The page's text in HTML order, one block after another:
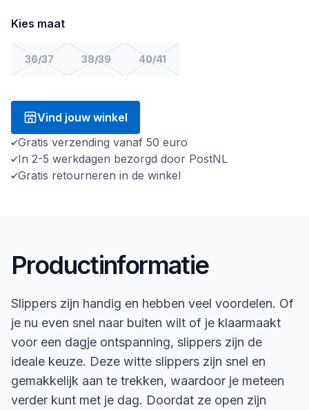
Kies maat
36/37 38/39 40/41
Vind jouw winkel
Gratis verzending vanaf 50 euro
In 2-5 werkdagen bezorgd door PostNL
Gratis retourneren in de winkel
Productinformatie
Slippers zijn handig en hebben veel voordelen. Of
je nu even snel naar buiten wilt of je klaarmaakt
voor een dagje ontspanning, slippers zijn de
ideale keuze. Deze witte slippers zijn snel en
gemakkelijk aan te trekken, waardoor je meteen
verder kunt met je dag. Doordat ze open zijn